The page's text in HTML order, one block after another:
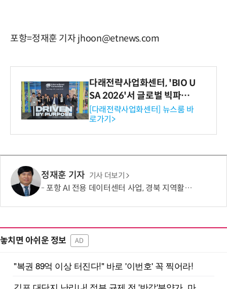
포항=정재훈 기자 jhoon@etnews.com
다래전략사업화센터, 'BIO U
SA 2026'서 글로벌 빅파마
와의 비즈니스 미팅 지원…K
-바이오 해외 진출 교두보 확
보
[다래전략사업화센터] 뉴스룸 바
로가기>
정재훈 기자 기사 더보기
포항 AI 전용 데이터센터 사업, 경북 지역활성화 투자펀드 3호사업에 선정
놓치면 아쉬운 정보 AD